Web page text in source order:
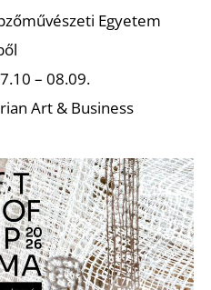
Egyetem
– 08.09.
Art & Business